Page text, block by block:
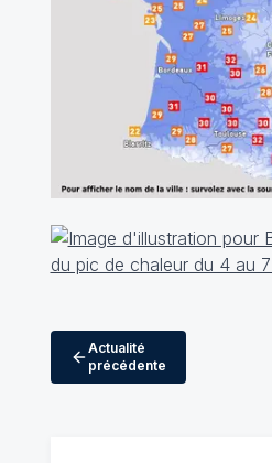
Actualité
précédente